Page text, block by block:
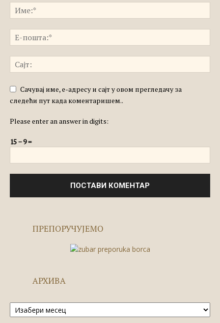
Сачувај име, е-адресу и сајт у овом прегледачу за
следећи пут када коментаришем..
Please enter an answer in digits:
15 − 9 =
ПРЕПОРУЧУЈЕМО
АРХИВА
Архива